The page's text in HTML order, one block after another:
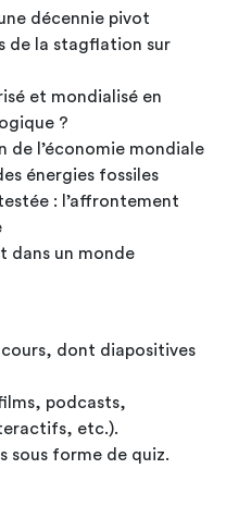
décennie pivot
de la stagflation sur
et mondialisé en
?
de l’économie mondiale
énergies fossiles
: l’affrontement
dans un monde
dont diapositives
podcasts,
etc.).
sous forme de quiz.